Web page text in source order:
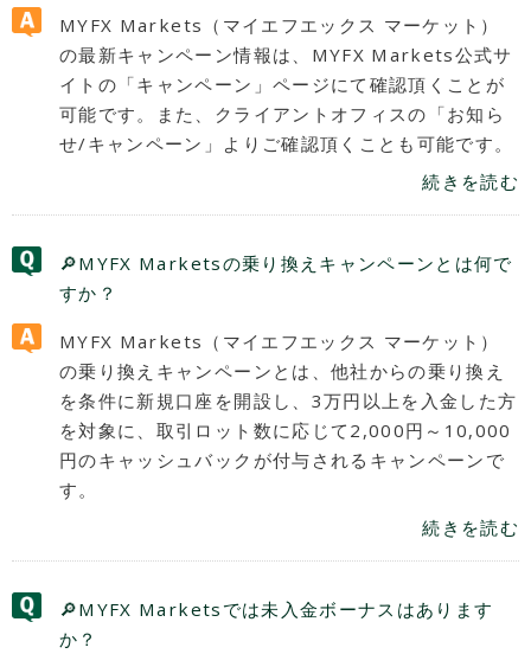
MYFX Markets（マイエフエックス マーケット）
の最新キャンペーン情報は、MYFX Markets公式サ
イトの「キャンペーン」ページにて確認頂くことが
可能です。また、クライアントオフィスの「お知ら
せ/キャンペーン」よりご確認頂くことも可能です。
続きを読む
🔎MYFX Marketsの乗り換えキャンペーンとは何で
すか？
MYFX Markets（マイエフエックス マーケット）
の乗り換えキャンペーンとは、他社からの乗り換え
を条件に新規口座を開設し、3万円以上を入金した方
を対象に、取引ロット数に応じて2,000円～10,000
円のキャッシュバックが付与されるキャンペーンで
す。
続きを読む
🔎MYFX Marketsでは未入金ボーナスはあります
か？